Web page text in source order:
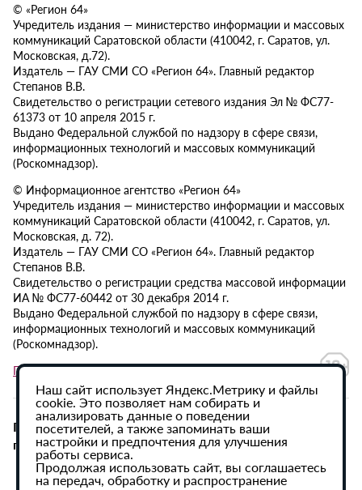
© «Регион 64»
Учредитель издания — министерство информации и массовых
коммуникаций Саратовской области (410042, г. Саратов, ул.
Московская, д.72).
Издатель — ГАУ СМИ СО «Регион 64». Главный редактор
Степанов В.В.
Свидетельство о регистрации сетевого издания Эл № ФС77-
61373 от 10 апреля 2015 г.
Выдано Федеральной службой по надзору в сфере связи,
информационных технологий и массовых коммуникаций
(Роскомнадзор).
© Информационное агентство «Регион 64»
Учредитель издания — министерство информации и массовых
коммуникаций Саратовской области (410042, г. Саратов, ул.
Московская, д. 72).
Издатель — ГАУ СМИ СО «Регион 64». Главный редактор
Степанов В.В.
Свидетельство о регистрации средства массовой информации
ИА № ФС77-60442 от 30 декабря 2014 г.
Выдано Федеральной службой по надзору в сфере связи,
информационных технологий и массовых коммуникаций
(Роскомнадзор).
Политика в отношении обработки персональных данных
При использовании материалов сайта активная
гиперссылка на ИА «Регион 64» обязательна.
Наш сайт использует Яндекс.Метрику и файлы
cookie. Это позволяет нам собирать и
анализировать данные о поведении
посетителей, а также запоминать ваши
настройки и предпочтения для улучшения
работы сервиса.
Продолжая использовать сайт, вы соглашаетесь
на передач, обработку и распространение